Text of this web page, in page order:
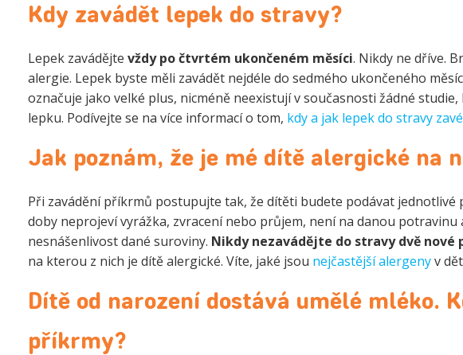
Kdy zavádět lepek do stravy?
Lepek zavádějte vždy po čtvrtém ukončeném měsíci. Nikdy ne dříve.
alergie. Lepek byste měli zavádět nejdéle do sedmého ukončeného
označuje jako velké plus, nicméně neexistují v současnosti žádné
lepku. Podívejte se na více informací o tom, kdy a jak lepek do stravy
Jak poznám, že je mé dítě alergické na
Při zavádění příkrmů postupujte tak, že dítěti budete podávat
doby neprojeví vyrážka, zvracení nebo průjem, není na danou potravinu
nesnášenlivost dané suroviny. Nikdy nezavádějte do stravy dvě nové
na kterou z nich je dítě alergické. Víte, jaké jsou nejčastější alergenyv
Dítě od narození dostává umělé mléko.
příkrmy?